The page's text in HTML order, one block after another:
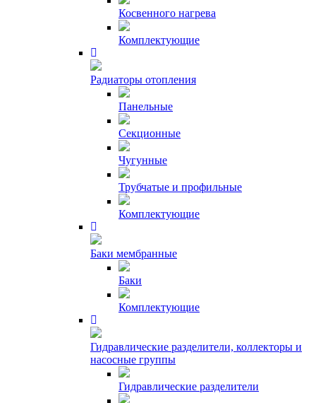
Косвенного нагрева
Комплектующие
Радиаторы отопления
Панельные
Секционные
Чугунные
Трубчатые и профильные
Комплектующие
Баки мембранные
Баки
Комплектующие
Гидравлические разделители, коллекторы и
насосные группы
Гидравлические разделители